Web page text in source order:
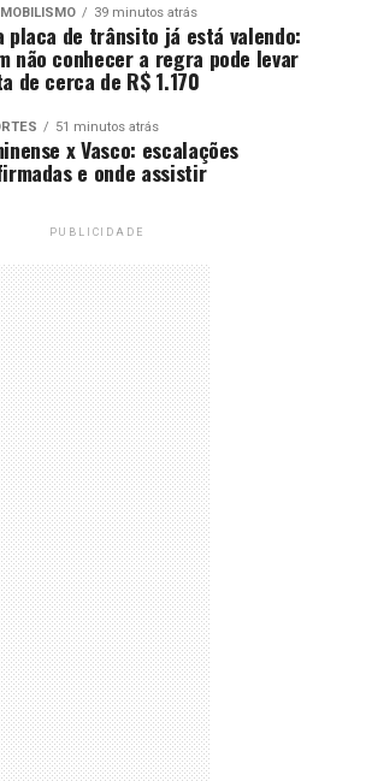
39 minutos atrás
placa de trânsito já está valendo:
não conhecer a regra pode levar
de cerca de R$ 1.170
51 minutos atrás
x Vasco: escalações
e onde assistir
PUBLICIDADE